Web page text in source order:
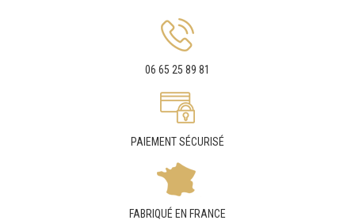
06 65 25 89 81
PAIEMENT SÉCURISÉ
FABRIQUÉ EN FRANCE